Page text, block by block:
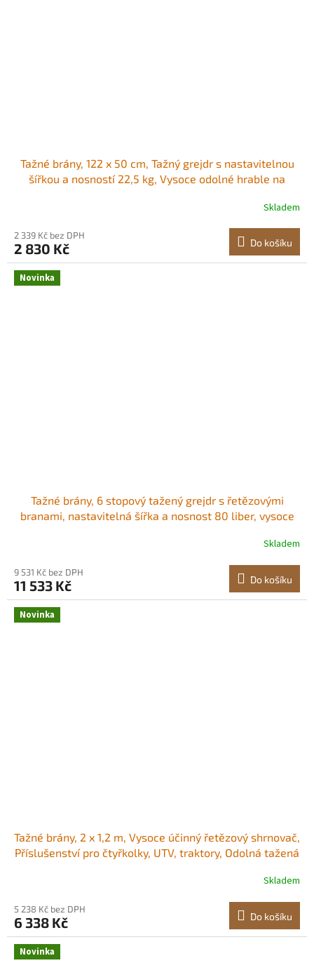
Tažné brány, 122 x 50 cm, Tažný grejdr s nastavitelnou
šířkou a nosností 22,5 kg, Vysoce odolné hrable na
tahač na příjezdové cesty, Vhodné pro čtyřkolky, UTV a
traktory Odolný ocelový rám,
Skladem
2 339 Kč bez DPH
2 830 Kč Do košíku
Novinka
Tažné brány, 6 stopový tažený grejdr s řetězovými
branami, nastavitelná šířka a nosnost 80 liber, vysoce
traktory, pro štěrkové příjezdové cesty Odolný ocelový
rám, konstruován pro tažení<br
Skladem
9 531 Kč bez DPH
11 533 Kč Do košíku
Novinka
Tažné brány, 2 x 1,2 m, Vysoce účinný řetězový shrnovač,
Příslušenství pro čtyřkolky, UTV, traktory, Odolná tažená
koleje na štěrkových příjezdových cestách aSkladem
5 238 Kč bez DPH
6 338 Kč Do košíku
Novinka